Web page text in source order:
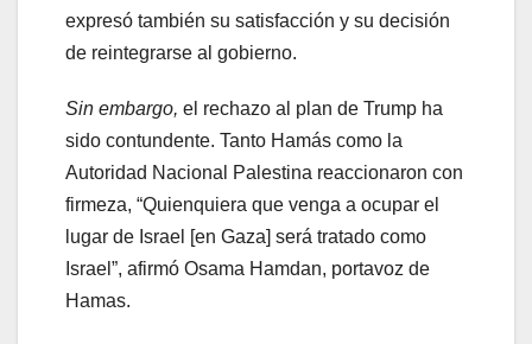
expresó también su satisfacción y su decisión
de reintegrarse al gobierno.
Sin embargo, el rechazo al plan de Trump ha
sido contundente. Tanto Hamás como la
Autoridad Nacional Palestina reaccionaron con
firmeza, “Quienquiera que venga a ocupar el
lugar de Israel [en Gaza] será tratado como
Israel”, afirmó Osama Hamdan, portavoz de
Hamas.